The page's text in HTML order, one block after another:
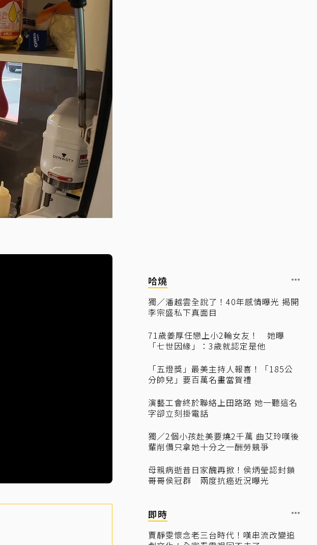
哈燒
獨／潘越雲全說了！40年感情曝光 揭開
李宗盛私下真面目
71歲姜厚任戀上小2輪女友！ 她曝
「七世因緣」：3歲就認定是他
「五燈獎」最美主持人報喜！「185公
分帥兒」要百萬名畫當賀禮
演藝工會終於聯絡上田路路 她一聽這名
字卻立刻掛電話
獨／2個小孩赴美要燒2千萬 曲艾玲嘆後
輩削價只拿她十分之一酬勞競爭
母親病逝昔日家醜再掀！侯炳瑩認封鎖
哥哥侯冠群 兩度抗癌近況曝光
即時
賈靜雯懷念老三台時代！嘆串流改變追